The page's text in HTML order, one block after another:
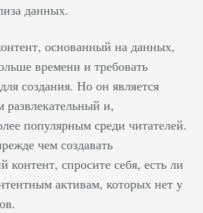
предоставляют бизнесу
возможностей для
достижения желаемых
результатов. Как
правильно собрать и
целевой аудитории
сайта, бренда или
продукта, что это
значит простыми
данных.
основанный на данных,
времени и требовать
создания. Но он является
развлекательный и,
популярным среди читателей.
чем создавать
контент, спросите себя, есть ли
активам, которых нет у